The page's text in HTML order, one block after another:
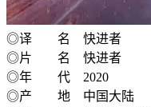
◎译 名 快进者
◎片 名 快进者
◎年 代 2020
◎产 地 中国大陆